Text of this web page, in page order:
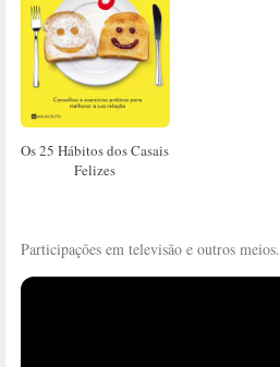
Os 25 Hábitos dos Casais
Felizes
Participações em televisão e outros meios.